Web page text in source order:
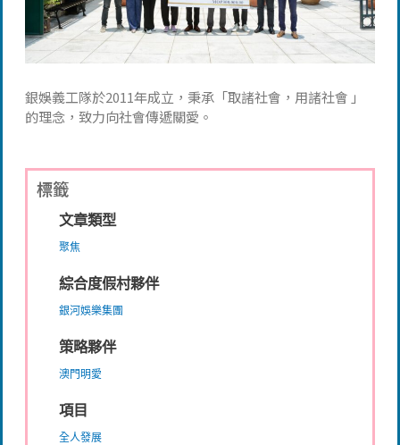
銀娛義工隊於2011年成立，秉承「取諸社會，用諸社會 」
的理念，致力向社會傳遞關愛。
標籤
文章類型
聚焦
綜合度假村夥伴
銀河娛樂集團
策略夥伴
澳門明愛
項目
全人發展